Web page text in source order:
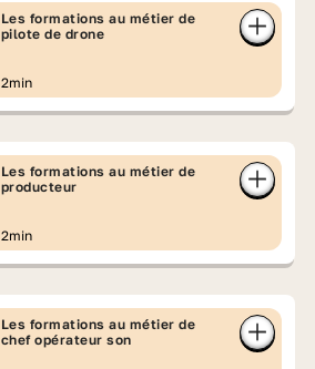
Les formations au métier de
pilote de drone
2min
Les formations au métier de
producteur
2min
Les formations au métier de
chef opérateur son